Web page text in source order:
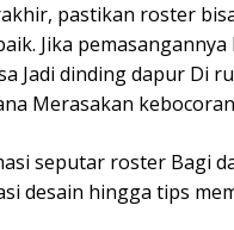
pastikan roster
Jika
Jadi dinding dapur Di
Merasakan
seputar roster Bagi
desain hingga tips